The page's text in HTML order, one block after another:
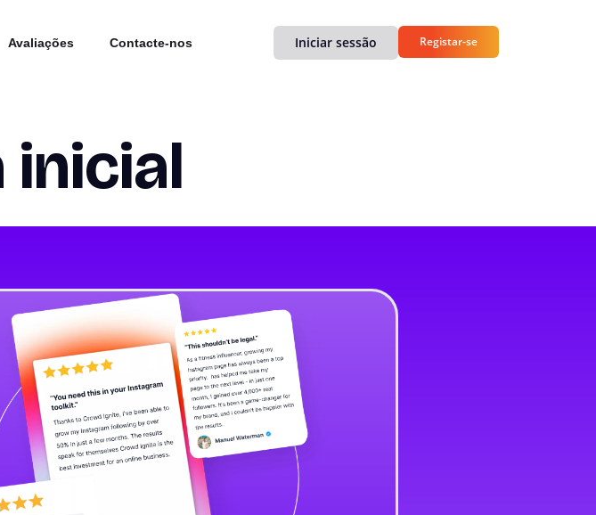
Avaliações Contacte-nos Iniciar sessão Registar-se
inicial